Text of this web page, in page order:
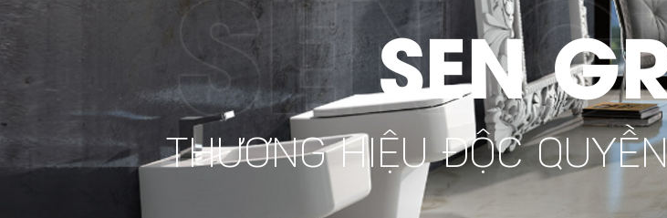
SEN
THƯƠNG HIỆU ĐỘC